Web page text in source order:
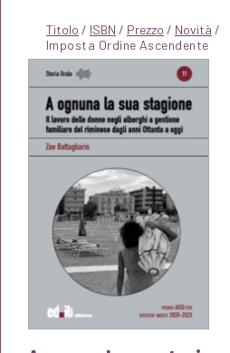
Titolo / ISBN / Prezzo / Novità /